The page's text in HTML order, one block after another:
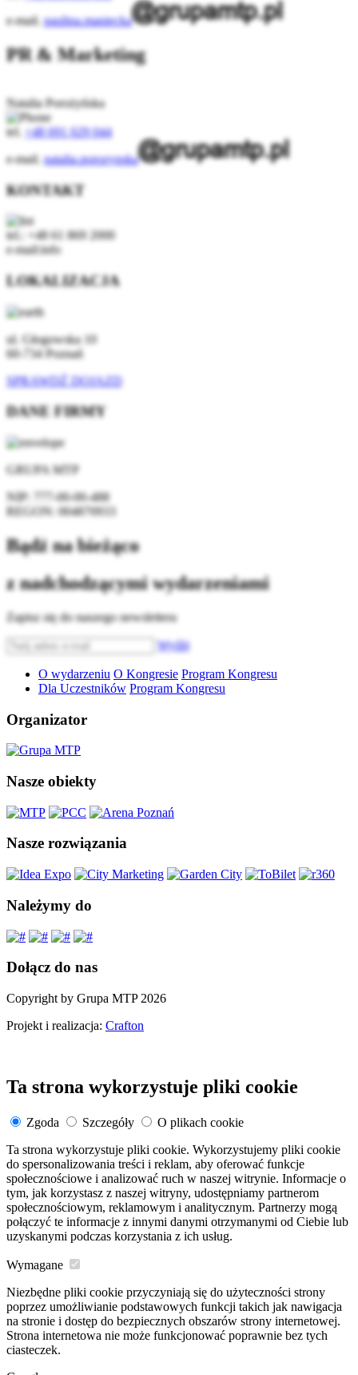
e-mail.paulina.maniecka
PR & Marketing
Natalia Porożyńska
tel.
+48 691 029 044
e-mail.natalia.porozynska
KONTAKT
tel.: +48 61 869 2000
e-mail:info
LOKALIZACJA
ul. Głogowska 10
60-734 Poznań
SPRAWDŹ DOJAZD
DANE FIRMY
GRUPA MTP
NIP:
777-00-00-488
REGON: 004870933
Bądź na bieżąco
z nadchodzącymi wydarzeniami
Zapisz się do naszego newslettera
Wyślij
O wydarzeniu O Kongresie Program Kongresu
Dla Uczestników Program Kongresu
Organizator
Nasze obiekty
Nasze rozwiązania
Należymy do
Dołącz do nas
Copyright by Grupa MTP 2026
Projekt i realizacja: Crafton
Ta strona wykorzystuje pliki cookie
Zgoda Szczegóły
O plikach cookie
Ta strona wykorzystuje pliki cookie. Wykorzystujemy pliki cookie
do spersonalizowania treści i reklam, aby oferować funkcje
społecznościowe i analizować ruch w naszej witrynie. Informacje o
tym, jak korzystasz z naszej witryny, udostępniamy partnerom
społecznościowym, reklamowym i analitycznym. Partnerzy mogą
połączyć te informacje z innymi danymi otrzymanymi od Ciebie lub
uzyskanymi podczas korzystania z ich usług.
Wymagane
Niezbędne pliki cookie przyczyniają się do użyteczności strony
poprzez umożliwianie podstawowych funkcji takich jak nawigacja
na stronie i dostęp do bezpiecznych obszarów strony internetowej.
Strona internetowa nie może funkcjonować poprawnie bez tych
ciasteczek.